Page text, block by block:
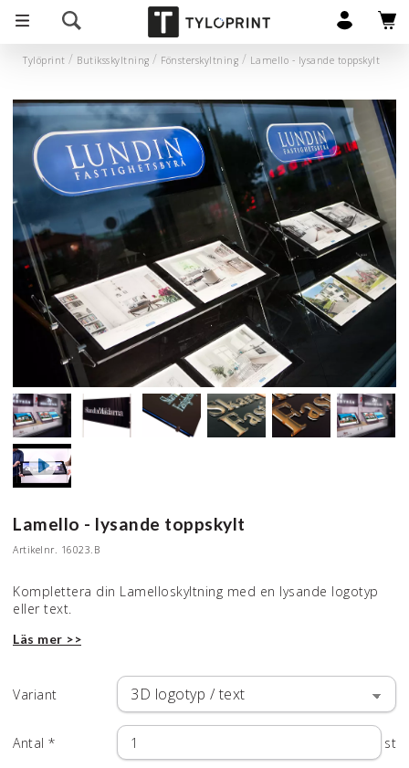
Tylöprint Butiksskyltning Fönsterskyltning Lamello - lysande toppskylt
Lamello - lysande toppskylt
Artikelnr. 16023.B
Komplettera din Lamelloskyltning med en lysande logotyp
eller text.
Läs mer >>
Variant
Antal * st